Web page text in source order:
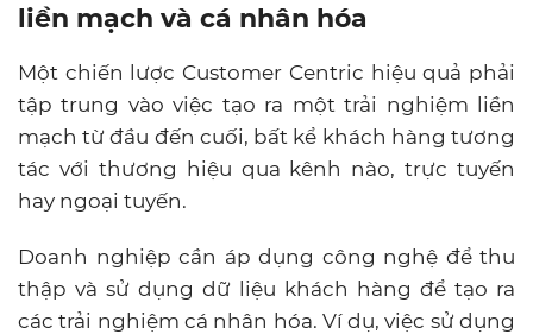
liền mạch và cá nhân hóa
Một chiến lược Customer Centric hiệu quả phải
tập trung vào việc tạo ra một trải nghiệm liền
mạch từ đầu đến cuối, bất kể khách hàng tương
tác với thương hiệu qua kênh nào, trực tuyến
hay ngoại tuyến.
Doanh nghiệp cần áp dụng công nghệ để thu
thập và sử dụng dữ liệu khách hàng để tạo ra
các trải nghiệm cá nhân hóa. Ví dụ, việc sử dụng